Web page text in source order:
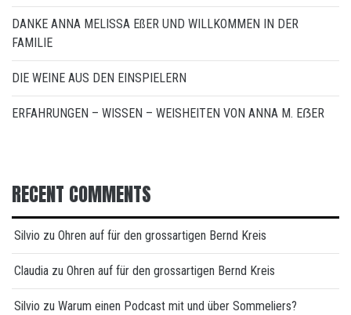
DANKE ANNA MELISSA EßER UND WILLKOMMEN IN DER
FAMILIE
DIE WEINE AUS DEN EINSPIELERN
ERFAHRUNGEN – WISSEN – WEISHEITEN VON ANNA M. EẞER
RECENT COMMENTS
Silvio zu Ohren auf für den grossartigen Bernd Kreis
Claudia zu Ohren auf für den grossartigen Bernd Kreis
Silvio zu Warum einen Podcast mit und über Sommeliers?